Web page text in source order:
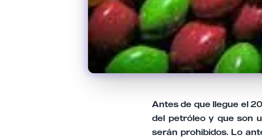
Antes de que llegue el
del petróleo y que son
serán prohibidos. Lo